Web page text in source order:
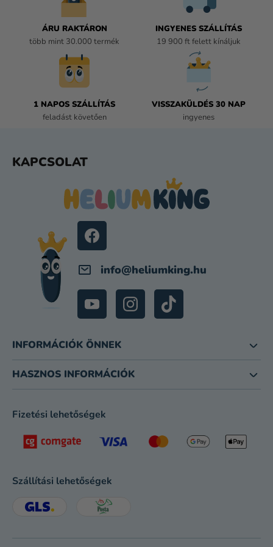
ÁRU RAKTÁRON
több mint 30.000 termék
INGYENES SZÁLLÍTÁS
19 900 ft felett kínáljuk
1 NAPOS SZÁLLÍTÁS
feladást követően
VISSZAKÜLDÉS 30 NAP
ingyenes
KAPCSOLAT
info@heliumking.hu
INFORMÁCIÓK ÖNNEK
HASZNOS INFORMÁCIÓK
Fizetési lehetőségek
Szállítási lehetőségek